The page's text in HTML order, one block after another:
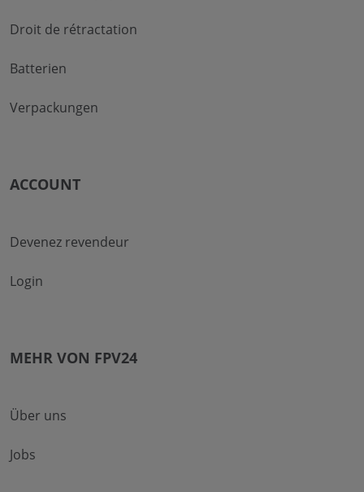
Droit de rétractation
Batterien
Verpackungen
ACCOUNT
Devenez revendeur
Login
MEHR VON FPV24
Über uns
Jobs